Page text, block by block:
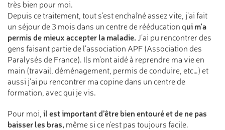
très bien pour moi.
Depuis ce traitement, tout s’est enchaîné assez vite, j’ai fait
un séjour de 3 mois dans un centre de rééducation qui m’a
permis de mieux accepter la maladie. J’ai pu rencontrer des
gens faisant partie de l’association APF (Association des
Paralysés de France). Ils m’ont aidé à reprendre ma vie en
main (travail, déménagement, permis de conduire, etc…) et
aussi j’ai pu rencontrer ma copine dans un centre de
formation, avec qui je vis.
Pour moi, il est important d’être bien entouré et de ne pas
baisser les bras, même si ce n’est pas toujours facile.